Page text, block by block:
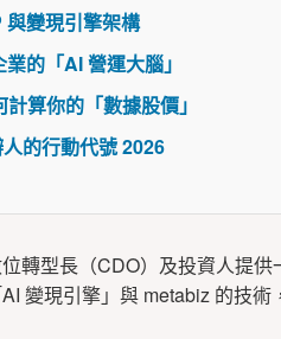
變現引擎架構
的「AI 營運大腦」
算你的「數據股價」
的行動代號 2026
轉型長（CDO）及投資人提
變現引擎」與 metabiz 的技